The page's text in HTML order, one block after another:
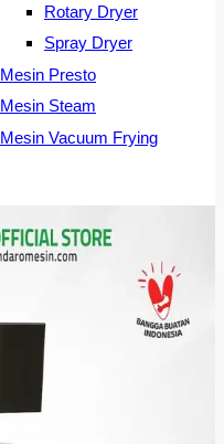
Rotary Dryer
Spray Dryer
Mesin Presto
Mesin Steam
Mesin Vacuum Frying